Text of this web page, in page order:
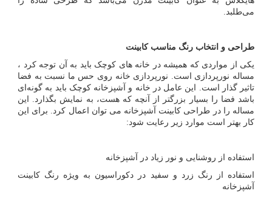
می‌طلبد.
طراحی و انتخاب رنگ مناسب کابینت
یکی از مواردی که همیشه در خانه های کوچک باید به آن توجه کرد ،
مساله نورپردازی است. نورپردازی خانه روی حس ما نسبت به فضا
تاثیر گذار است. این عامل در خانه و آشپزخانه کوچک باید به گونه‌ای
باشد فضا را بسیار بزرگتر از آنچه که هست، به نمایش بگذارد. این
مساله را در طراحی کابینت آشپزخانه می توان اعمال کرد. برای این
کار بهتر است موارد زیر رعایت شود:
استفاده از روشنایی و نور زیاد در آشپزخانه
استفاده از رنگ زرد و سفید در دکوراسیون به ویژه رنگ کابینت
آشپزخانه